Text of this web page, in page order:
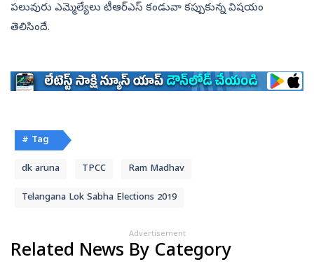
పలువురు ఎమ్మెల్యేలు టీఆర్‌ఎస్‌ కండువా కప్పుకున్న విషయం
తెలిసిందే.
# Tag
dk aruna TPCC Ram Madhav
Telangana Lok Sabha Elections 2019
Advertisement
Related News By Category